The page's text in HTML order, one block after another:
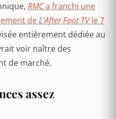
RMCa franchi une
deL’After Foot TVle 7
entièrement dédiée au
voir naître des
de marché.
assez